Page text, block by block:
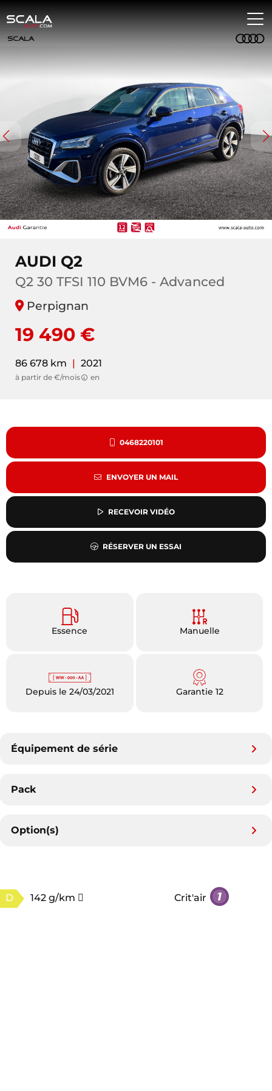
AUDI Q2
Q2 30 TFSI 110 BVM6 - Advanced
Perpignan
19 490 €
86 678 km | 2021
à partir de €/mois en
0468220101
ENVOYER UN MAIL
RECEVOIR VIDÉO
RÉSERVER UN ESSAI
Essence Manuelle
Depuis le 24/03/2021 Garantie 12
Équipement de série
Pack
Option(s)
D 142 g/km Crit'air